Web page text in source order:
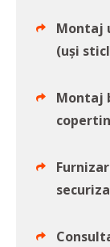
Montaj
(uși
Montaj